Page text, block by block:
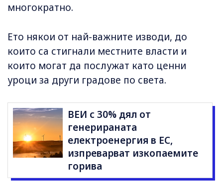
многократно.
Ето някои от най-важните изводи, до
които са стигнали местните власти и
които могат да послужат като ценни
уроци за други градове по света.
ВЕИ с 30% дял от
генерираната
електроенергия в ЕС,
изпреварват изкопаемите
горива